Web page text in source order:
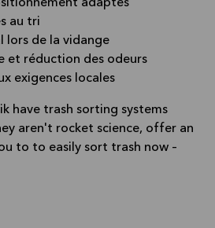
adaptés
au tri
lors de la vidange
et réduction des odeurs
exigences locales
have trash sorting systems
aren't rocket science, offer an
to to easily sort trash now –